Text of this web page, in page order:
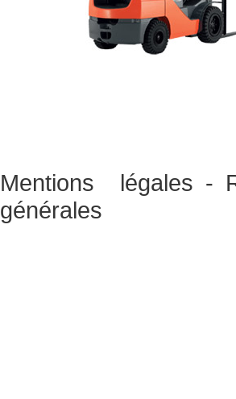
Mentions légales -
générales